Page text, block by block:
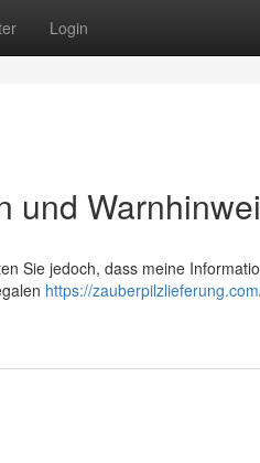
Login
und
Sie jedoch, dass meine
https://